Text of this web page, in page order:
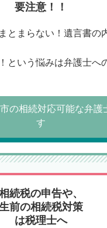
要注意！！
とまらない！遺言書の
という悩みは弁護士へ
の相続対応可能な弁護
す
続税の申告や、
前の相続税対策
は税理士へ